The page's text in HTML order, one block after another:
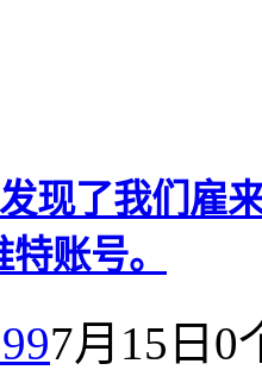
现了我们雇
账号。
7月15日 0